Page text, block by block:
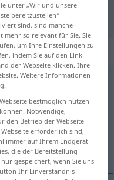
Verb
, h
antippen)
unter „Wir und unsere
bereitzustellen“
sind, sind manche
mehr so relevant für Sie. Sie
um Ihre Einstellungen zu
indem Sie auf den Link
der Webseite klicken. Ihre
Weitere Informationen
bestmöglich nutzen
Notwendige,
den Betrieb der Webseite
erforderlich sind,
immer auf Ihrem Endgerät
die der Bereitstellung
gespeichert, wenn Sie uns
Ihr Einverständnis